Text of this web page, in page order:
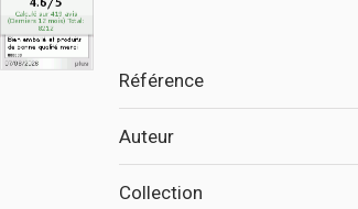
Référence
Auteur
Collection